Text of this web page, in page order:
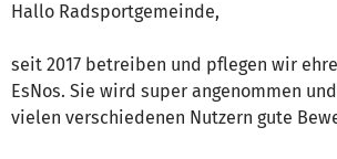
Hallo Radsportgemeinde,
seit 2017 betreiben und pflegen wir
EsNos. Sie wird super angenommen
vielen verschiedenen Nutzern gute